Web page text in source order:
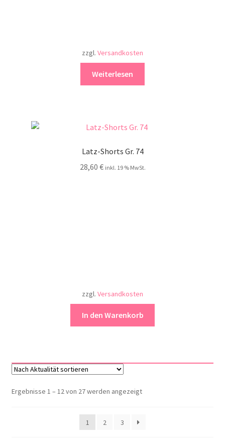
zzgl. Versandkosten
Weiterlesen
Latz-Shorts Gr. 74
28,60 € inkl. 19 % MwSt.
zzgl. Versandkosten
In den Warenkorb
Ergebnisse 1 – 12 von 27 werden angezeigtNach
1
2 3